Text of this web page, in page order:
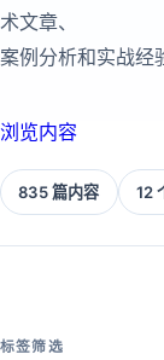
术文章、
案例分析和实战经
浏览内容
835 篇内容 12
标签筛选